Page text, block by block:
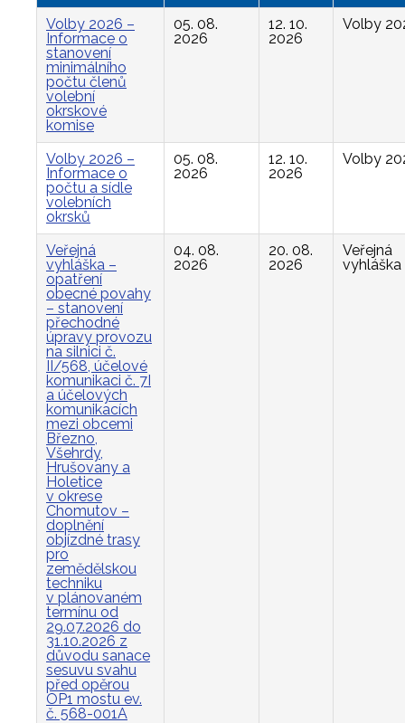
Volby 2026 –
Informace o
stanovení
minimálního
počtu členů
volební
okrskové
komise
05. 08.
2026
12. 10.
2026
Volby
Volby 2026 –
Informace o
počtu a sídle
volebních
okrsků
05. 08.
2026
12. 10.
2026
Volby
Veřejná
vyhláška –
opatření
obecné povahy
– stanovení
přechodné
úpravy provozu
na silnici č.
II/568, účelové
komunikaci č. 7I
a účelových
komunikacích
mezi obcemi
Březno,
Všehrdy,
Hrušovany a
Holetice
v okrese
Chomutov –
doplnění
objízdné trasy
pro
zemědělskou
techniku
v plánovaném
termínu od
29.07.2026 do
31.10.2026 z
důvodu sanace
sesuvu svahu
před opěrou
OP1 mostu ev.
č. 568-001A
04. 08.
2026
20. 08.
2026
Veřejná
vyhláška